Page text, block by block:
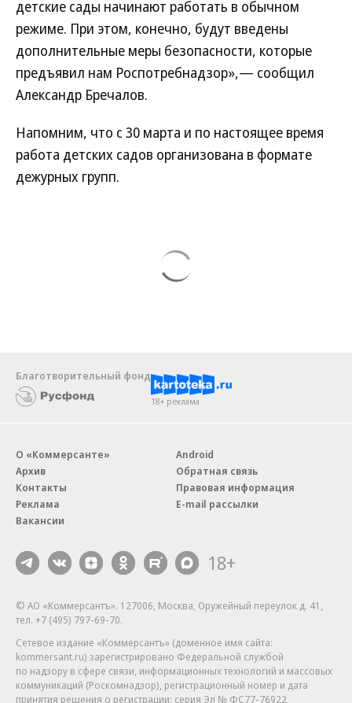
детские сады начинают работать в обычном
режиме. При этом, конечно, будут введены
дополнительные меры безопасности, которые
предъявил нам Роспотребнадзор»,— сообщил
Александр Бречалов.
Напомним, что с 30 марта и по настоящее время
работа детских садов организована в формате
дежурных групп.
Благотворительный фонд
18+ реклама
О «Коммерсанте»
Архив
Контакты
Реклама
Вакансии
Android
Обратная связь
Правовая информация
E-mail рассылки
18+
© АО «Коммерсантъ». 127006, Москва, Оружейный переулок д. 41,
тел. +7 (495) 797-69-70.
Сетевое издание «Коммерсантъ» (доменное имя сайта:
kommersant.ru) зарегистрировано Федеральной службой
по надзору в сфере связи, информационных технологий и массовых
коммуникаций (Роскомнадзор), регистрационный номер и дата
принятия решения о регистрации: серия Эл № ФС77-76922